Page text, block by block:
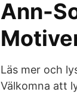
Ann-
Läs mer och
Välkomna att